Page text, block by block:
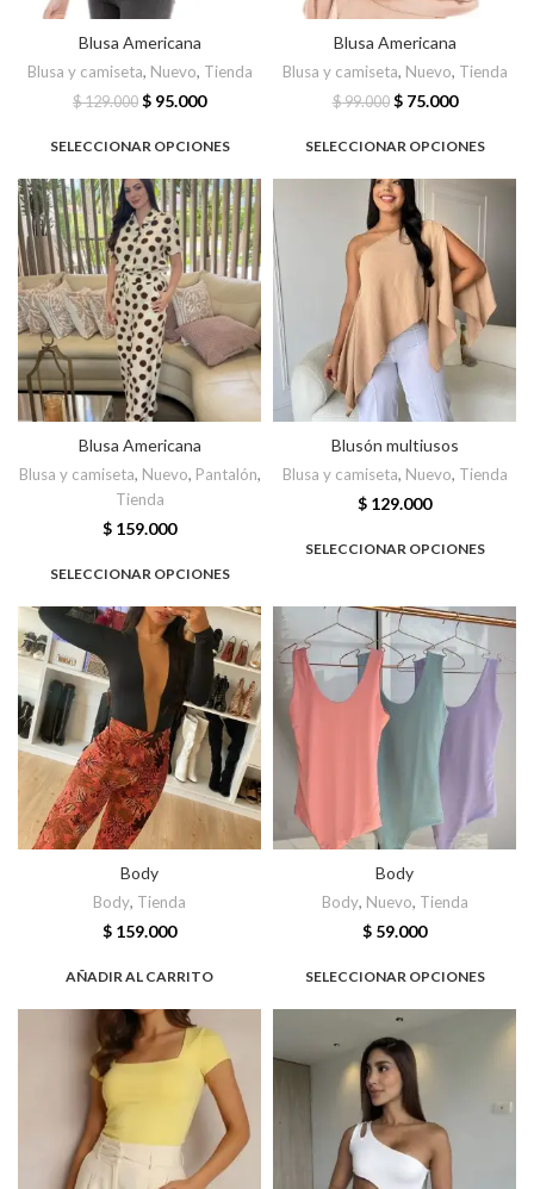
Blusa Americana
Blusa y camiseta, Nuevo, Tienda
$129.000 $ 95.000
SELECCIONAR OPCIONES
Blusa Americana
Blusa y camiseta, Nuevo, Tienda
$99.000 $75.000
SELECCIONAR OPCIONES
Blusa Americana
Blusa y camiseta, Nuevo, Pantalón,
Tienda
$ 159.000
SELECCIONAR OPCIONES
Blusón multiusos
Blusa y camiseta, Nuevo, Tienda
$ 129.000
SELECCIONAR OPCIONES
Body
Body, Tienda
$ 159.000
AÑADIR AL CARRITO
Body
Body, Nuevo, Tienda
$ 59.000
SELECCIONAR OPCIONES